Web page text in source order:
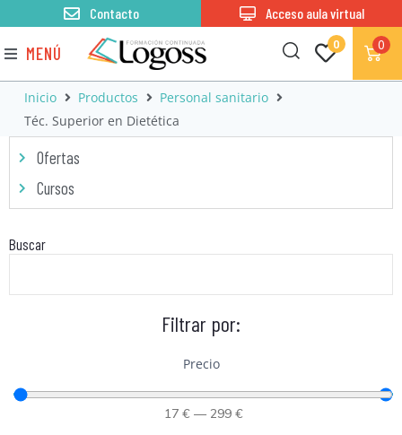
MENÚ 0 0
Contacto Acceso aula virtual
Inicio Productos
Personal sanitario
Téc. Superior en Dietética
Ofertas
Cursos
Buscar
Filtrar por:
Precio
17 €— 299 €